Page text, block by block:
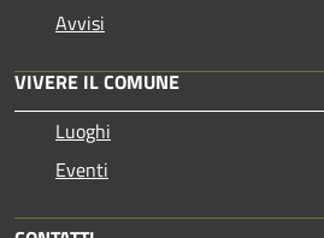
Avvisi
VIVERE IL COMUNE
Luoghi
Eventi